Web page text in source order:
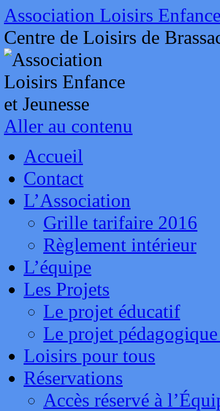
Association Loisirs
Centre de Loisirs de
Aller au contenu
Accueil
Contact
L’Association
Grille tarifaire 2016
Règlement intérieur
L’équipe
Les Projets
Le projet éducatif
Le projet
Loisirs pour tous
Réservations
Accès réservé à